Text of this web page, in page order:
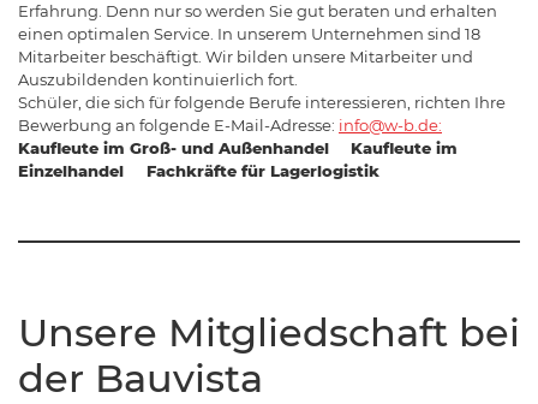
Erfahrung. Denn nur so werden Sie gut beraten und erhalten
einen optimalen Service. In unserem Unternehmen sind 18
Mitarbeiter beschäftigt. Wir bilden unsere Mitarbeiter und
Auszubildenden kontinuierlich fort.
Schüler, die sich für folgende Berufe interessieren, richten Ihre
Bewerbung an folgende E-Mail-Adresse: info@w-b.de:
Kaufleute im Groß- und Außenhandel
Kaufleute im
Einzelhandel
Fachkräfte für Lagerlogistik
Unsere Mitgliedschaft bei
der Bauvista